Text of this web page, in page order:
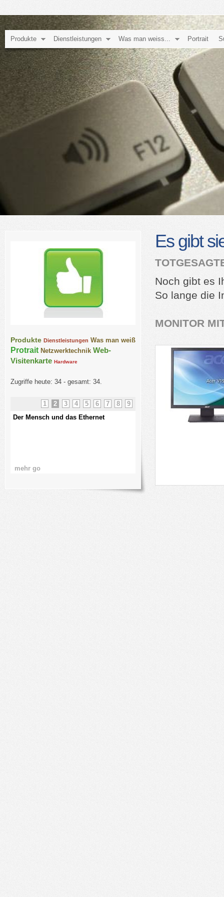
Produkte Dienstleistungen Was man weiss... Portrait
Es gibt
Noch gibt es
So lange die
MONITOR
Produkte Dienstleistungen Was man weiß
Protrait Netzwerktechnik Web-
Visitenkarte Hardware
Zugriffe heute: 34 - gesamt: 34.
1 2 3 4 5 6 7 8
9
Der Mensch und das Ethernet
mehr go
kurze USV Kunde